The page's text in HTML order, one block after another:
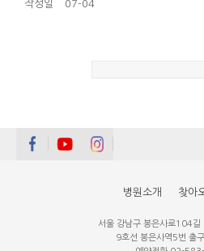
작성일 07-04
병원소개 찾아
서울 강남구 봉은사로104
9호선 봉은사역5번 출